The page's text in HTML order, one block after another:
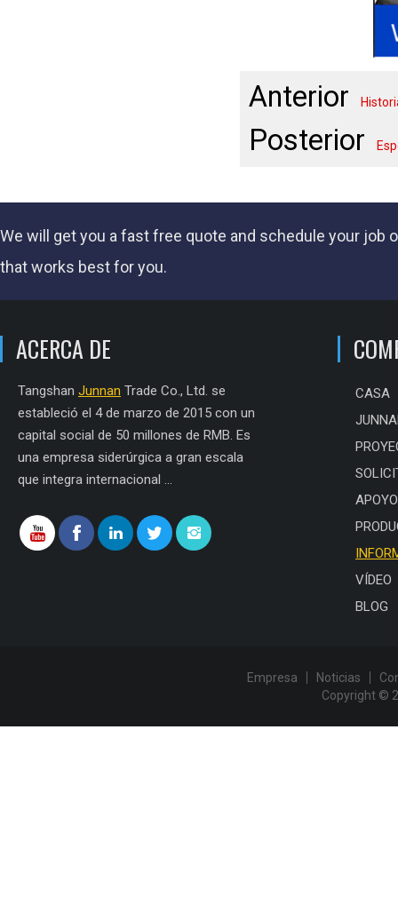
Anterior
Posterior
We will get you a fastfree quote and schedule your job
that works best for you.
ACERCA DE
Tangshan Junnan Trade Co., Ltd. se
estableció el 4 de marzo de 2015 con un
capital social de 50 millones de RMB. Es
una empresa siderúrgica a gran escala
que integra internacional ...
CASA
APOYO
VÍDEO
BLOG
Empresa Noticias
Copyright ©